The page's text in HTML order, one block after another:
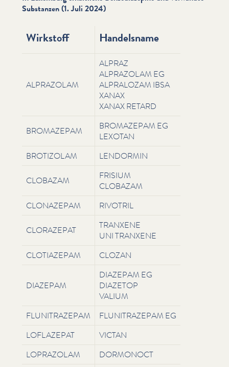
Substanzen (1. Juli 2024)
Wirkstoff Handelsname
ALPRAZOLAM
ALPRAZ
ALPRAZOLAM EG
ALPRALOZAM IBSA
XANAX
XANAX RETARD
BROMAZEPAM
BROMAZEPAM EG
LEXOTAN
BROTIZOLAM
LENDORMIN
CLOBAZAM
FRISIUM
CLOBAZAM
CLONAZEPAM
RIVOTRIL
CLORAZEPAT
TRANXENE
UNI TRANXENE
CLOTIAZEPAM
CLOZAN
DIAZEPAM
DIAZEPAM EG
DIAZETOP
VALIUM
FLU­NI­TRAZEPAM
FLU­NI­TRAZEPAM EG
LOFLAZEPAT
VICTAN
LOPRAZOLAM
DORMONOCT